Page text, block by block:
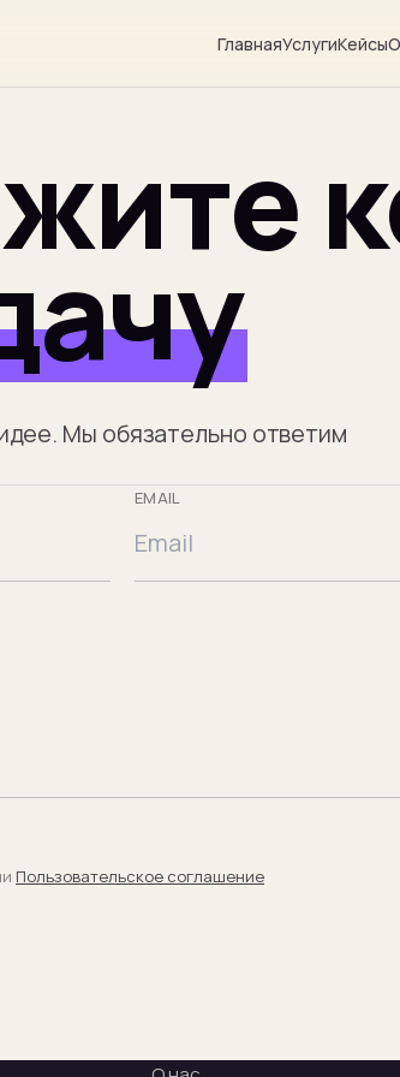
ГлавнаяУслугиКейсы
Мы обязательно ответим
EMAIL
Пользовательское соглашение